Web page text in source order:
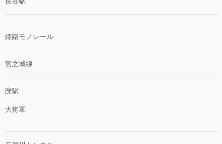
姫路モノレール
宮之城線
廃駅
大将軍